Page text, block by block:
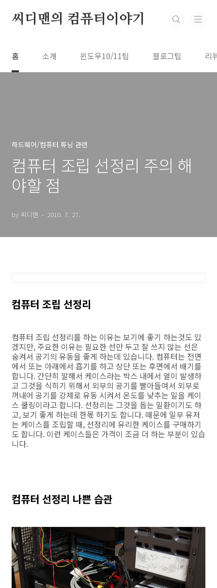
씨디맨의 컴퓨터이야기
홈 소개 윈도우10/11팁 블로그팁 리
하드웨어/컴퓨터 튜닝 관련
컴퓨터 조립 선정리 주의 해
야할 점
by 씨디맨 2010. 7. 27.
컴퓨터 조립 선정리
컴퓨터 조립 선정리를 하는 이유는 보기에 좋기 하는것도 있
겠지만, 주요한 이유는 필요한 선만 두고 잘 쓰지 않는 선은
숨켜서 공기의 유동을 좋게 하는데 있습니다. 컴퓨터는 전면
에서 또는 아래에서 흡기를 하고 상단 또는 후면에서 배기를
합니다. 간단히 말해서 케이스라는 박스 내에서 열이 발생하
고 그것을 식히기 위해서 외부의 공기를 빨아들여서 외부로
꺼내어 공기를 강제로 유동 시켜서 온도를 낮추는 일을 케이
스 쿨링이라고 합니다. 선정리는 그것을 돕는 일환이기도 하
고, 보기 좋게 하는데 한몫 하기도 합니다. 때문에 일부 유저
는 케이스를 조립할 때, 선정리에 유리한 케이스를 구매하기
도 합니다. 이런 케이스들은 가격이 조금 더 하는 부분이 있습
니다.
컴퓨터 선정리 나쁜 습관